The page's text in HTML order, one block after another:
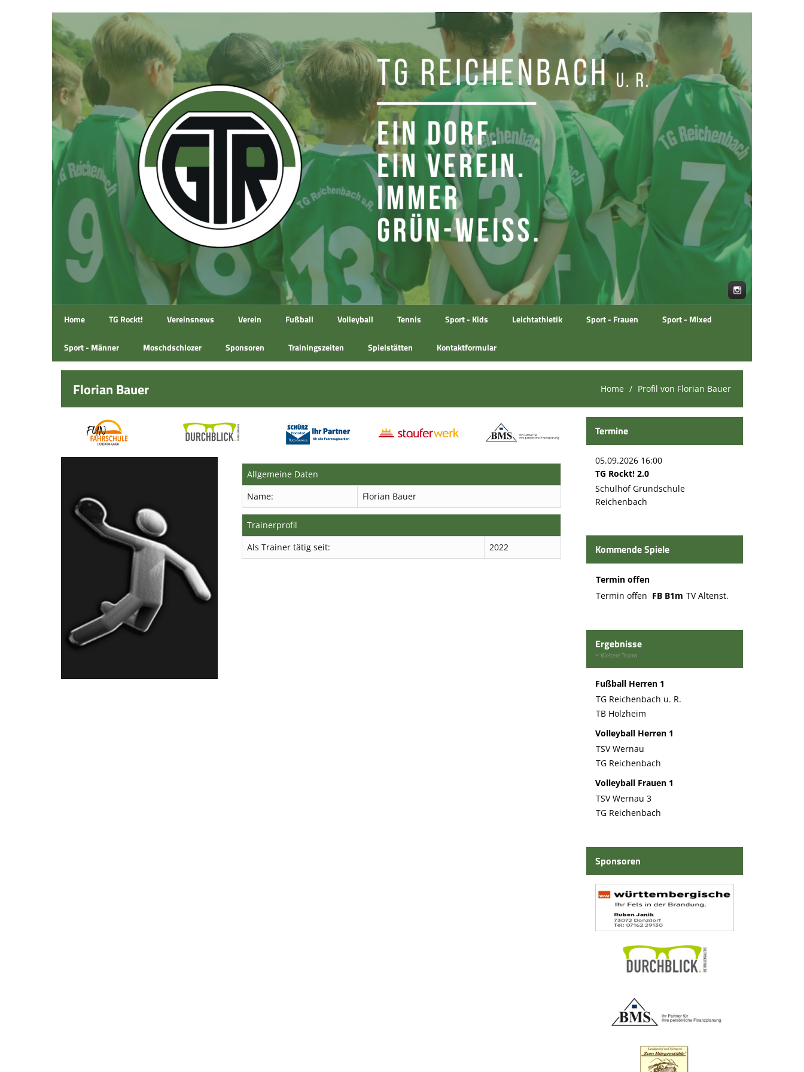
Home TG Rockt! Vereinsnews Verein Fußball Volleyball Tennis Sport - Kids Leichtathletik Sport - Frauen Sport - Mixed
Sport - Männer Moschdschlozer Sponsoren Trainingszeiten Spielstätten Kontaktformular
Florian Bauer Home Profil von Florian Bauer
Allgemeine Daten
Name:
Florian Bauer
Trainerprofil
Als Trainer tätig seit:
2022
Termine
05.09.2026 16:00
TG Rockt! 2.0
Schulhof Grundschule
Reichenbach
Kommende Spiele
Termin offen
Termin offen FB B1m TV Altenst.
Ergebnisse
Weitere Teams
Fußball Herren 1
TG Reichenbach u. R.
TB Holzheim
Volleyball Herren 1
TSV Wernau
TG Reichenbach
Volleyball Frauen 1
TSV Wernau 3
TG Reichenbach
Sponsoren